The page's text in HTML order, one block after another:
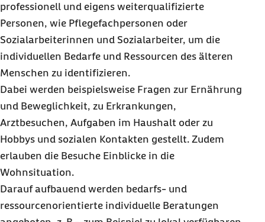
professionell und eigens weiterqualifizierte
Personen, wie Pflegefachpersonen oder
Sozialarbeiterinnen und Sozialarbeiter, um die
individuellen Bedarfe und Ressourcen des älteren
Menschen zu identifizieren.
Dabei werden beispielsweise Fragen zur Ernährung
und Beweglichkeit, zu Erkrankungen,
Arztbesuchen, Aufgaben im Haushalt oder zu
Hobbys und sozialen Kontakten gestellt. Zudem
erlauben die Besuche Einblicke in die
Wohnsituation.
Darauf aufbauend werden bedarfs- und
ressourcenorientierte individuelle Beratungen